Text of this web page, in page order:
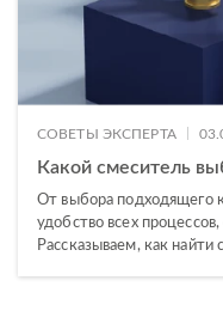
СОВЕТЫ ЭКСПЕРТА
Какой смеситель
От выбора подходящего
удобство всех
Рассказываем, как